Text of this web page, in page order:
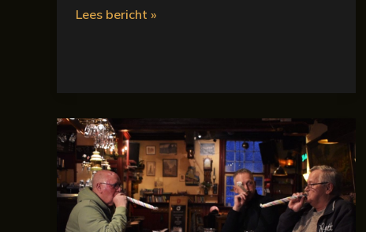
Lees bericht »
Anekdotes
van
50
jaar
De